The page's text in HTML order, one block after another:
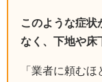
このような症状
なく、下地や床
「業者に頼む